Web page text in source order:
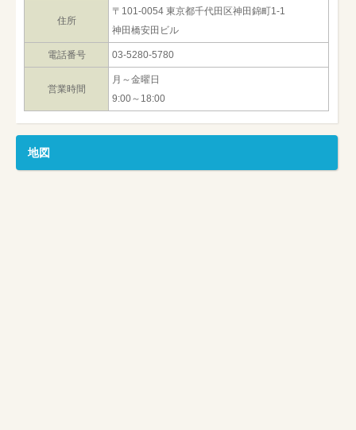
住所
〒101-0054 東京都千代田区神田錦町1-1
神田橋安田ビル
電話番号 03-5280-5780
営業時間
月～金曜日
9:00～18:00
地図